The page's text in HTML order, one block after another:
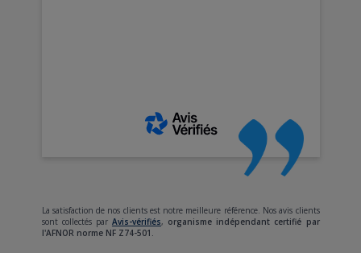
La satisfaction de nos clients est notre meilleure référence. Nos avis clients
sont collectés par Avis-vérifiés, organisme indépendant certifié par
l'AFNOR norme NF Z74-501.